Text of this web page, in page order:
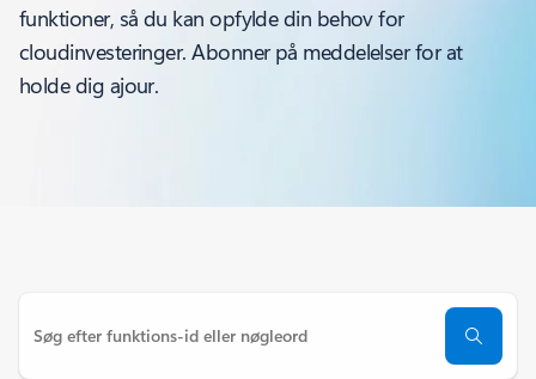
funktioner, så du kan opfylde din behov for
cloudinvesteringer. Abonner på meddelelser for at
holde dig ajour.